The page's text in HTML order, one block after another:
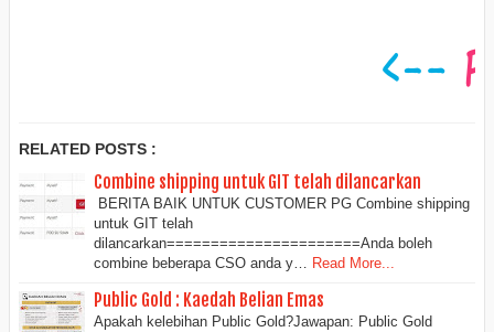
RELATED POSTS :
Combine shipping untuk GIT telah dilancarkan
BERITA BAIK UNTUK CUSTOMER PG Combine shipping
untuk GIT telah
dilancarkan======================Anda boleh
combine beberapa CSO anda y… Read More...
Public Gold : Kaedah Belian Emas
Apakah kelebihan Public Gold?Jawapan: Public Gold